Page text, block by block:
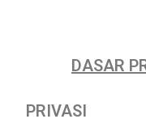
DASAR
PRIVASI